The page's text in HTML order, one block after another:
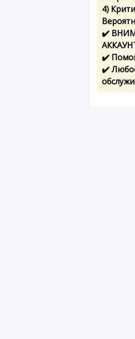
4)
✔️
✔️
✔️